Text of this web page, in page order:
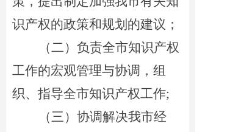
识产权的政策和规划的建议；
（二）负责全市知识产权
工作的宏观管理与协调，组
织、指导全市知识产权工作;
（三）协调解决我市经